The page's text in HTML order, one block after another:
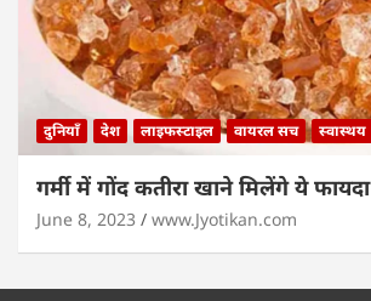
दुनियाँ देश लाइफस्टाइल वायरल सच स्वास्थय
गर्मी में गोंद कतीरा खाने मिलेंगे ये फायदा
June 8, 2023 www.Jyotikan.com